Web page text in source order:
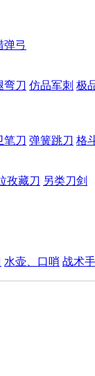
弹弓
弯刀 仿品军刺 极
笔刀 弹簧跳刀 格
孜藏刀 另类刀剑
水壶、口哨 战术